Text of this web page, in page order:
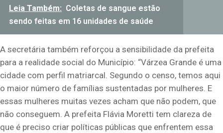
Leia Também: Coletas de sangue estão
sendo feitas em 16 unidades de saúde
A secretária também reforçou a sensibilidade da prefeita
para a realidade social do Município: “Várzea Grande é uma
cidade com perfil matriarcal. Segundo o censo, temos aqui
o maior número de famílias sustentadas por mulheres. E
essas mulheres muitas vezes acham que não podem, que
não conseguem. A prefeita Flávia Moretti tem clareza de
que é preciso criar políticas públicas que enfrentem essa